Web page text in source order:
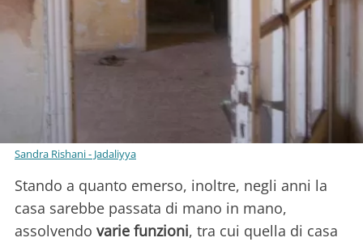
Sandra Rishani - Jadaliyya
Stando a quanto emerso, inoltre, negli anni la
casa sarebbe passata di mano in mano,
assolvendo varie funzioni, tra cui quella di casa